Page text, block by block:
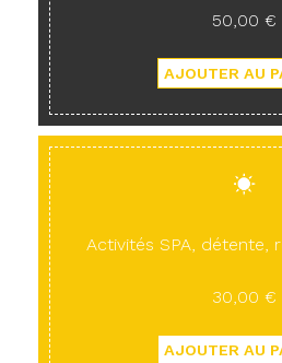
50,00 €
Activités SPA, détente,
30,00 €